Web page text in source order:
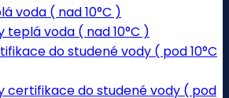
voda ( nad 10°C )
teplá voda ( nad 10°C )
do studené vody ( pod 10°C
certifikace do studené vody ( pod